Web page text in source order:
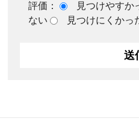
評価：
見つけやすか
ない
見つけにくかっ